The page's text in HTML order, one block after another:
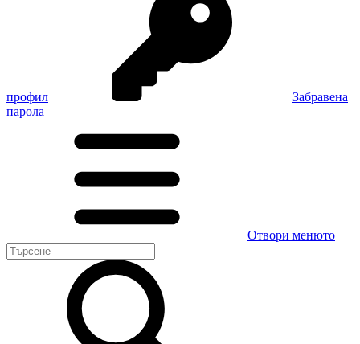
профил
Забравена
парола
Отвори менюто